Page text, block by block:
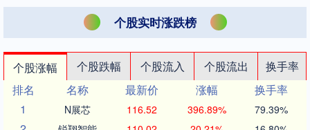
个股实时涨跌榜
个股涨幅 个股跌幅 个股流入 个股流出
换手率
排名
名称 最新价 涨幅
换手率
1
N展芯 116.52 396.89% 79.39%